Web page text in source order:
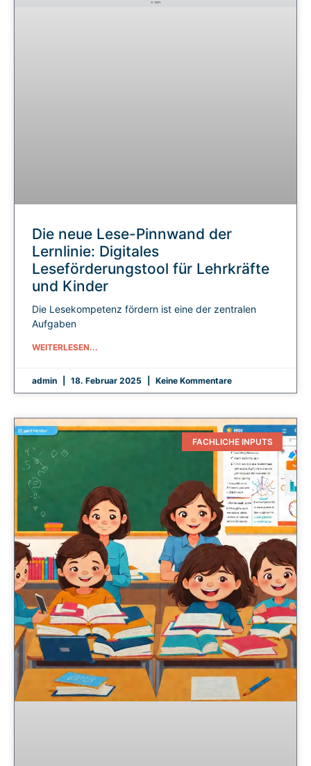
Die neue Lese-Pinnwand der
Lernlinie: Digitales
Leseförderungstool für Lehrkräfte
und Kinder
Die Lesekompetenz fördern ist eine der zentralen
Aufgaben
WEITERLESEN...
admin 18. Februar 2025 Keine Kommentare
FACHLICHE INPUTS